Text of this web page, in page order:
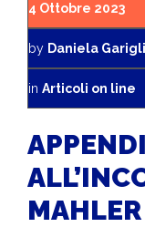
4 Ottobre 2023
by Daniela
in Articoli on line
MAHLER